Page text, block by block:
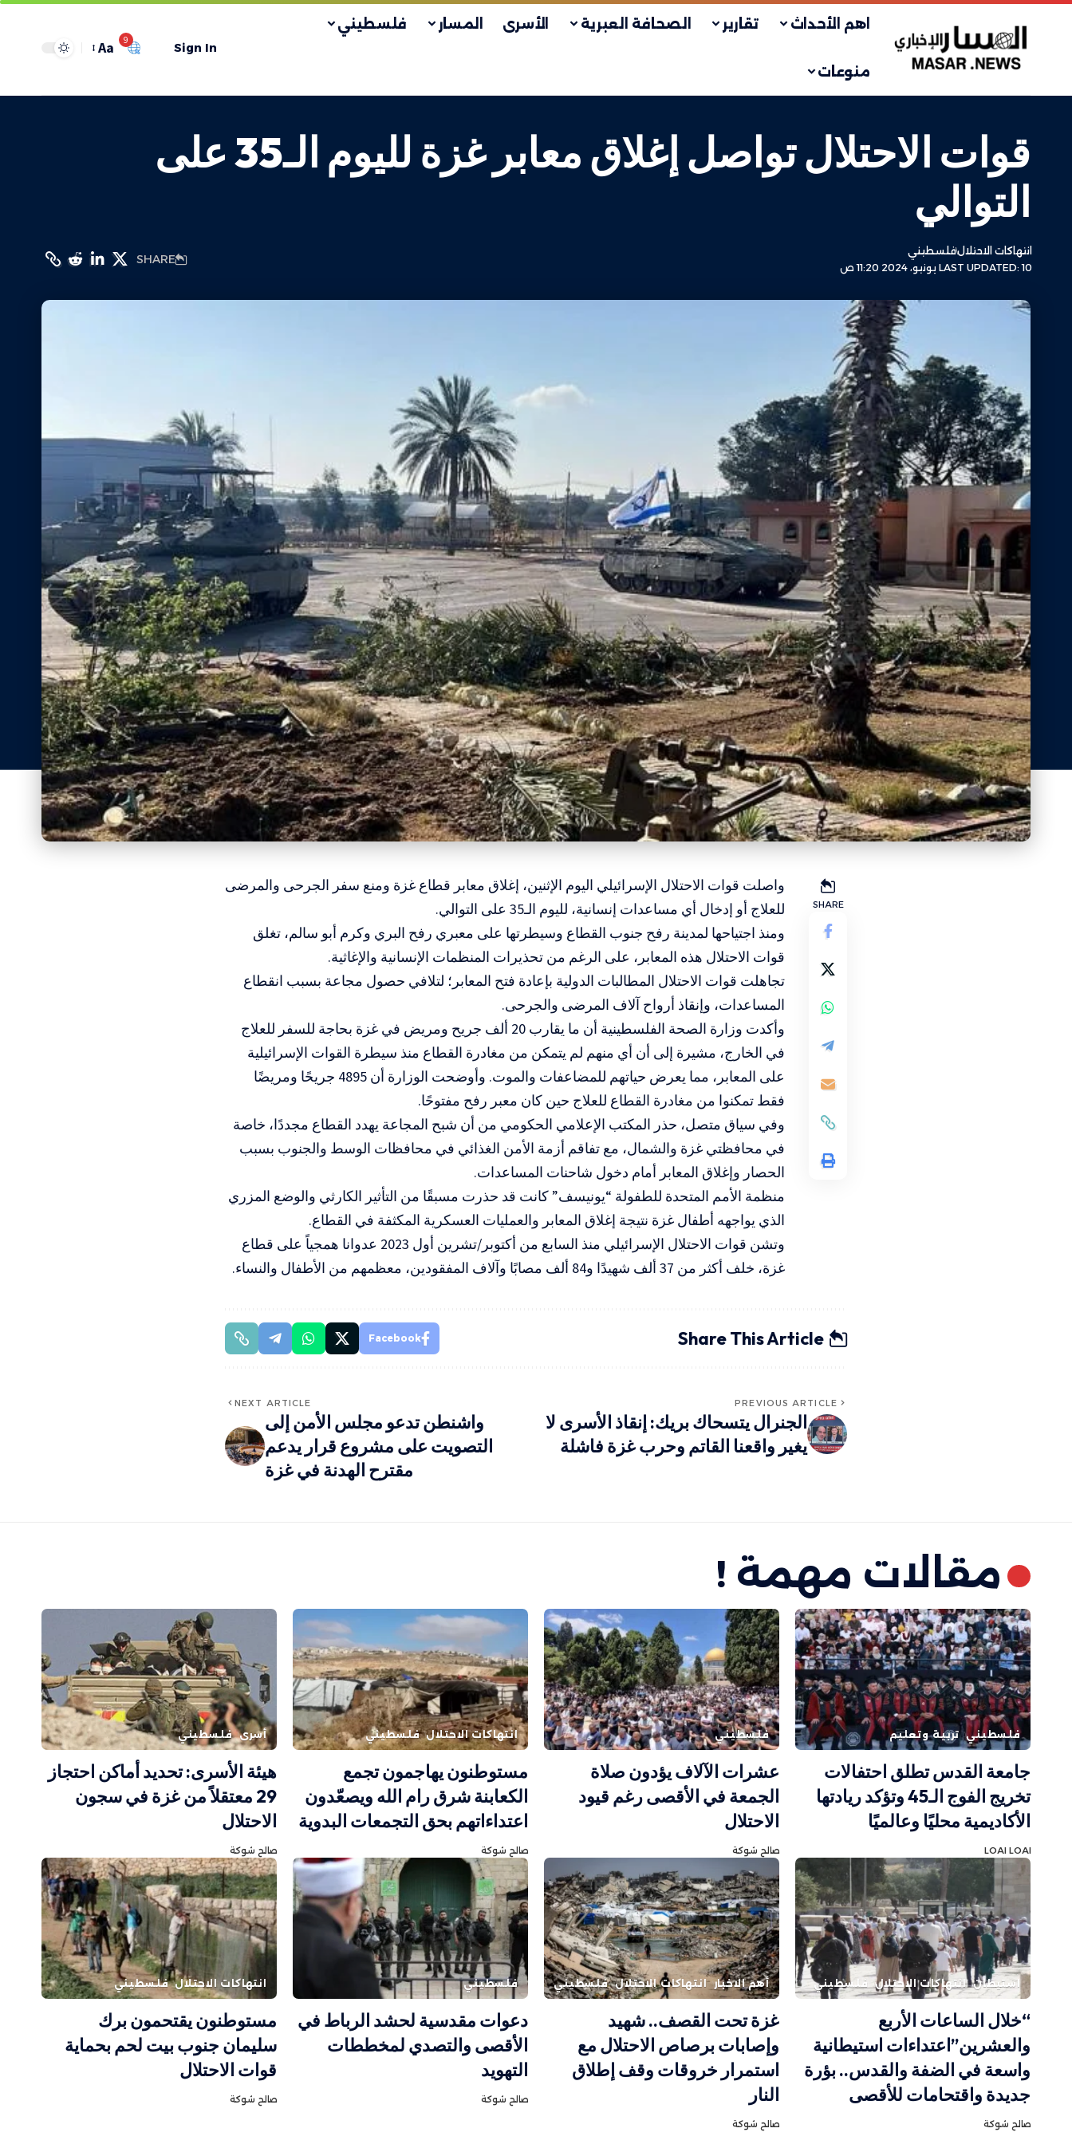
اهم الأحداث تقارير الصحافة العبرية الأسرى المسار فلسطيني
منوعات
Sign In
9
Aa
قوات الاحتلال تواصل إغلاق معابر غزة لليوم الـ35 على
التوالي
LAST UPDATED: 10 يونيو، 2024 11:20 ص
انتهاكات الاحتلالفلسطيني
SHARE
SHARE
واصلت قوات الاحتلال الإسرائيلي اليوم الإثنين، إغلاق معابر قطاع غزة ومنع سفر الجرحى والمرضى
للعلاج أو إدخال أي مساعدات إنسانية، لليوم الـ35 على التوالي.
ومنذ اجتياحها لمدينة رفح جنوب القطاع وسيطرتها على معبري رفح البري وكرم أبو سالم، تغلق
قوات الاحتلال هذه المعابر، على الرغم من تحذيرات المنظمات الإنسانية والإغاثية.
تجاهلت قوات الاحتلال المطالبات الدولية بإعادة فتح المعابر؛ لتلافي حصول مجاعة بسبب انقطاع
المساعدات، وإنقاذ أرواح آلاف المرضى والجرحى.
وأكدت وزارة الصحة الفلسطينية أن ما يقارب 20 ألف جريح ومريض في غزة بحاجة للسفر للعلاج
في الخارج، مشيرة إلى أن أي منهم لم يتمكن من مغادرة القطاع منذ سيطرة القوات الإسرائيلية
على المعابر، مما يعرض حياتهم للمضاعفات والموت. وأوضحت الوزارة أن 4895 جريحًا ومريضًا
فقط تمكنوا من مغادرة القطاع للعلاج حين كان معبر رفح مفتوحًا.
وفي سياق متصل، حذر المكتب الإعلامي الحكومي من أن شبح المجاعة يهدد القطاع مجددًا، خاصة
في محافظتي غزة والشمال، مع تفاقم أزمة الأمن الغذائي في محافظات الوسط والجنوب بسبب
الحصار وإغلاق المعابر أمام دخول شاحنات المساعدات.
منظمة الأمم المتحدة للطفولة “يونيسف” كانت قد حذرت مسبقًا من التأثير الكارثي والوضع المزري
الذي يواجهه أطفال غزة نتيجة إغلاق المعابر والعمليات العسكرية المكثفة في القطاع.
وتشن قوات الاحتلال الإسرائيلي منذ السابع من أكتوبر/تشرين أول 2023 عدوانا همجياً على قطاع
غزة، خلف أكثر من 37 ألف شهيدًا و84 ألف مصابًا وآلاف المفقودين، معظمهم من الأطفال والنساء.
Share This Article
Facebook
PREVIOUS ARTICLE
الجنرال يتسحاك بريك: إنقاذ الأسرى لا
يغير واقعنا القاتم وحرب غزة فاشلة
NEXT ARTICLE
واشنطن تدعو مجلس الأمن إلى
التصويت على مشروع قرار يدعم
مقترح الهدنة في غزة
مقالات مهمة !
فلسطيني تربية وتعليم
جامعة القدس تطلق احتفالات
تخريج الفوج الـ45 وتؤكد ريادتها
الأكاديمية محليًا وعالميًا
LOAI LOAI
فلسطيني
عشرات الآلاف يؤدون صلاة
الجمعة في الأقصى رغم قيود
الاحتلال
صالح شوكة
انتهاكات الاحتلال فلسطيني
مستوطنون يهاجمون تجمع
الكعابنة شرق رام الله ويصعّدون
اعتداءاتهم بحق التجمعات البدوية
صالح شوكة
أسرى فلسطيني
هيئة الأسرى: تحديد أماكن احتجاز
29 معتقلاً من غزة في سجون
الاحتلال
صالح شوكة
استيطان انتهاكات الاحتلال فلسطيني
“خلال الساعات الأربع
والعشرين”اعتداءات استيطانية
واسعة في الضفة والقدس.. بؤرة
جديدة واقتحامات للأقصى
صالح شوكة
أهم الاخبار انتهاكات الاحتلال فلسطيني
غزة تحت القصف.. شهيد
وإصابات برصاص الاحتلال مع
استمرار خروقات وقف إطلاق
النار
صالح شوكة
فلسطيني
دعوات مقدسية لحشد الرباط في
الأقصى والتصدي لمخططات
التهويد
صالح شوكة
انتهاكات الاحتلال فلسطيني
مستوطنون يقتحمون برك
سليمان جنوب بيت لحم بحماية
قوات الاحتلال
صالح شوكة